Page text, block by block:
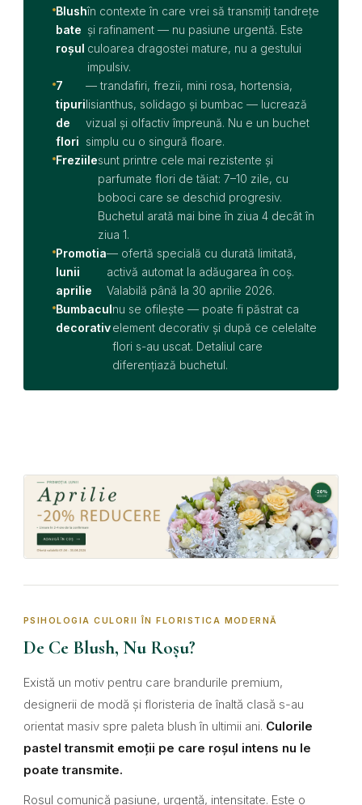
Blush
bate
roșul
în contexte în care vrei să transmiți tandrețe
și rafinament — nu pasiune urgentă. Este
culoarea dragostei mature, nu a gestului
impulsiv.
7
tipuri
de
flori
— trandafiri, frezii, mini rosa, hortensia,
lisianthus, solidago și bumbac — lucrează
vizual și olfactiv împreună. Nu e un buchet
simplu cu o singură floare.
Freziilesunt printre cele mai rezistente și
parfumate flori de tăiat: 7–10 zile, cu
boboci care se deschid progresiv.
Buchetul arată mai bine în ziua 4 decât în
ziua 1.
Promotia
lunii
aprilie
— ofertă specială cu durată limitată,
activă automat la adăugarea în coș.
Valabilă până la 30 aprilie 2026.
Bumbacul
decorativ
nu se ofilește — poate fi păstrat ca
element decorativ și după ce celelalte
flori s-au uscat. Detaliul care
diferențiază buchetul.
PSIHOLOGIA CULORII ÎN FLORISTICA MODERNĂ
De Ce Blush, Nu Roșu?
Există un motiv pentru care brandurile premium,
designerii de modă și floristeria de înaltă clasă s-au
orientat masiv spre paleta blush în ultimii ani. Culorile
pastel transmit emoții pe care roșul intens nu le
poate transmite.
Roșul comunică pasiune, urgență, intensitate. Este o